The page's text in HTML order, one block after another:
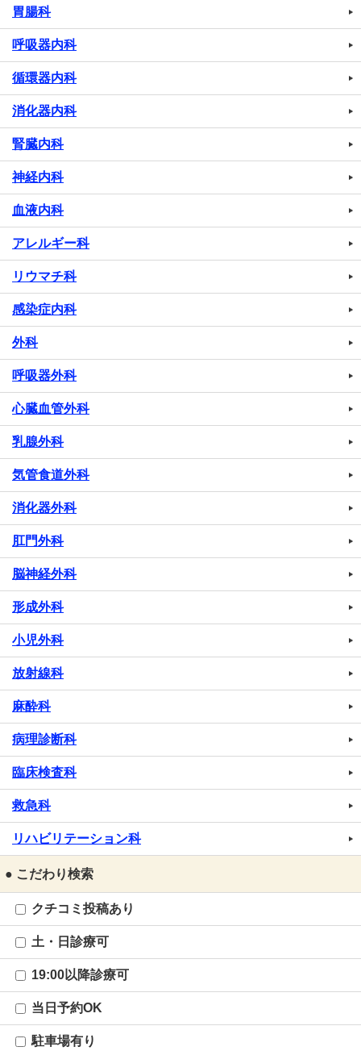
胃腸科
呼吸器内科
循環器内科
消化器内科
腎臓内科
神経内科
血液内科
アレルギー科
リウマチ科
感染症内科
外科
呼吸器外科
心臓血管外科
乳腺外科
気管食道外科
消化器外科
肛門外科
脳神経外科
形成外科
小児外科
放射線科
麻酔科
病理診断科
臨床検査科
救急科
リハビリテーション科
● こだわり検索
クチコミ投稿あり
土・日診療可
19:00以降診療可
当日予約OK
駐車場有り